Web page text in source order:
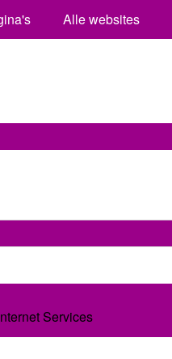
Alle websites
Services